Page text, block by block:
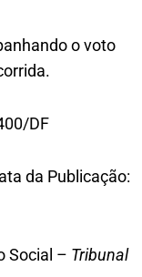
o voto
DF
da Publicação:
Social – Tribunal